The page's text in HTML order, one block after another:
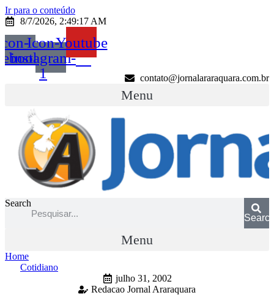
Ir para o conteúdo
8/7/2026, 2:49:17 AM
Icon-
instagram-
1
Youtube
contato@jornalararaquara.com.br
Menu
Search
Menu
Home
Cotidiano
julho 31, 2002
Redacao Jornal Araraquara